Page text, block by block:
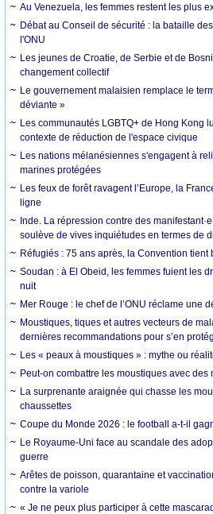
Au Venezuela, les femmes restent les plus
Débat au Conseil de sécurité : la bataille
l'ONU
Les jeunes de Croatie, de Serbie et de
changement collectif
Le gouvernement malaisien remplace le
déviante »
Les communautés LGBTQ+ de Hong Kong
contexte de réduction de l'espace civique
Les nations mélanésiennes s'engagent à
marines protégées
Les feux de forêt ravagent l’Europe, la
ligne
Inde. La répression contre des
soulève de vives inquiétudes en termes de
Réfugiés : 75 ans après, la Convention tient
Soudan : à El Obeid, les femmes fuient les
nuit
Mer Rouge : le chef de l’ONU réclame une
Moustiques, tiques et autres vecteurs de
dernières recommandations pour s’en
Les « peaux à moustiques » : mythe ou
Peut-on combattre les moustiques avec des
La surprenante araignée qui chasse les
chaussettes
Coupe du Monde 2026 : le football a-t-il
Le Royaume-Uni face au scandale des
guerre
Arêtes de poisson, quarantaine et
contre la variole
« Je ne peux plus participer à cette